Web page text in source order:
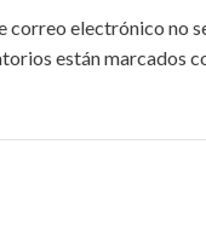
correo electrónico no
están marcados